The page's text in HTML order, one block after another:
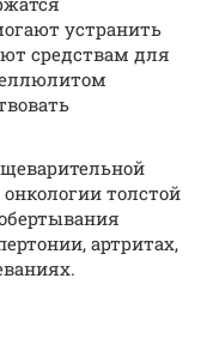
устранить
средствам для
толстой
артритах,